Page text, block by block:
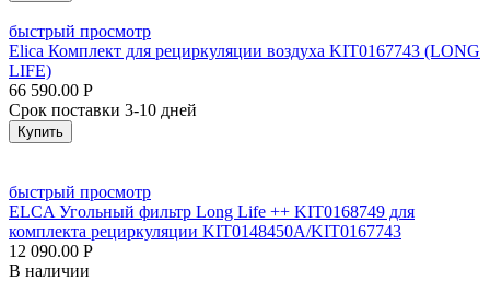
быстрый просмотр
Elica Комплект для рециркуляции воздуха KIT0167743 (LONG
LIFE)
66 590.00 Р
Срок поставки 3-10 дней
Купить
быстрый просмотр
ELCA Угольный фильтр Long Life ++ KIT0168749 для
комплекта рециркуляции KIT0148450A/KIT0167743
12 090.00 Р
В наличии